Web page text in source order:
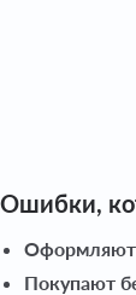
Ошибки,
Оформляют
Покупают